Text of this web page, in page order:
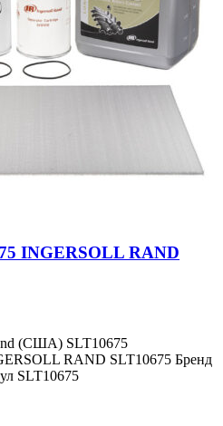
INGERSOLL RAND
(США) SLT10675
RAND SLT10675 Бренд
SLT10675